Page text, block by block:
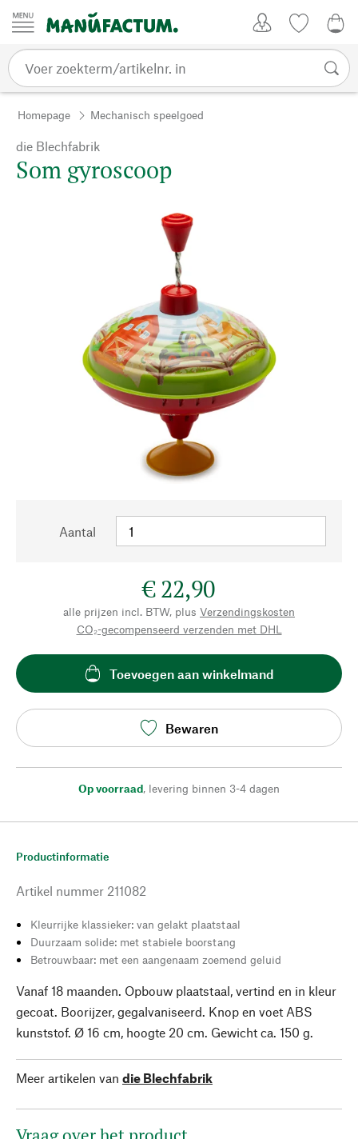
Passer au contenu
Homepage Mechanisch speelgoed
die Blechfabrik
Som gyroscoop
Aantal
€ 22,90
alle prijzen incl. BTW, plus Verzendingskosten
CO₂-gecompenseerd verzenden met DHL
Toevoegen aan winkelmand
Bewaren
Op voorraad, levering binnen 3-4 dagen
Productinformatie
Artikel nummer 211082
Kleurrijke klassieker: van gelakt plaatstaal
Duurzaam solide: met stabiele boorstang
Betrouwbaar: met een aangenaam zoemend geluid
Vanaf 18 maanden. Opbouw plaatstaal, vertind en in kleur
gecoat. Boorijzer, gegalvaniseerd. Knop en voet ABS
kunststof. Ø 16 cm, hoogte 20 cm. Gewicht ca. 150 g.
Meer artikelen van die Blechfabrik